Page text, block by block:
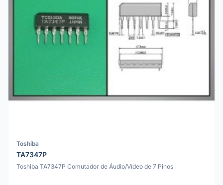
Toshiba
TA7347P
Toshiba TA7347P Comutador de Áudio/Vídeo de 7 Pinos